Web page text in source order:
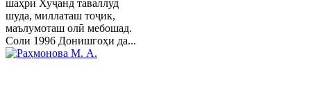
шаҳри Хуҷанд таваллуд
шуда, миллаташ тоҷик,
маълумоташ олӣ мебошад.
Соли 1996 Донишгоҳи да...